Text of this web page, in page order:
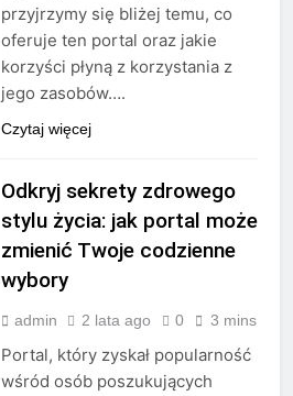
przyjrzymy się bliżej temu, co
oferuje ten portal oraz jakie
korzyści płyną z korzystania z
jego zasobów….
Czytaj więcej
Odkryj sekrety zdrowego
stylu życia: jak portal może
zmienić Twoje codzienne
wybory
admin 2 lata ago 0 3 mins
Portal, który zyskał popularność
wśród osób poszukujących